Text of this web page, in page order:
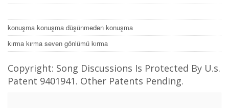
konuşma konuşma düşünmeden konuşma
kırma kırma seven gönlümü kırma
Copyright: Song Discussions Is Protected By U.s.
Patent 9401941. Other Patents Pending.